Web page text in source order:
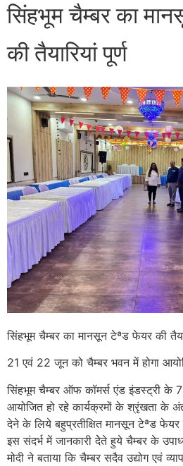
सिंहभूम चैम्बर का
की तैयारियां पूर्ण
सिंहभूम चैम्बर का मानसून टेªड फेयर की
21 एवं 22 जून को चैम्बर भवन में होगा
सिंहभूम चैम्बर ऑफ कॉमर्स एंड इंडस्ट्री के
आयोजित हो रहे कार्यक्रमों के श्रृंखता के
देने के लिये बहुप्रतीक्षित मानसून टेªड फेयर
इस संदर्भ में जानकारी देेते हुये चैम्बर के
मोदी ने बताया कि चैम्बर सदैव उद्योग एवं